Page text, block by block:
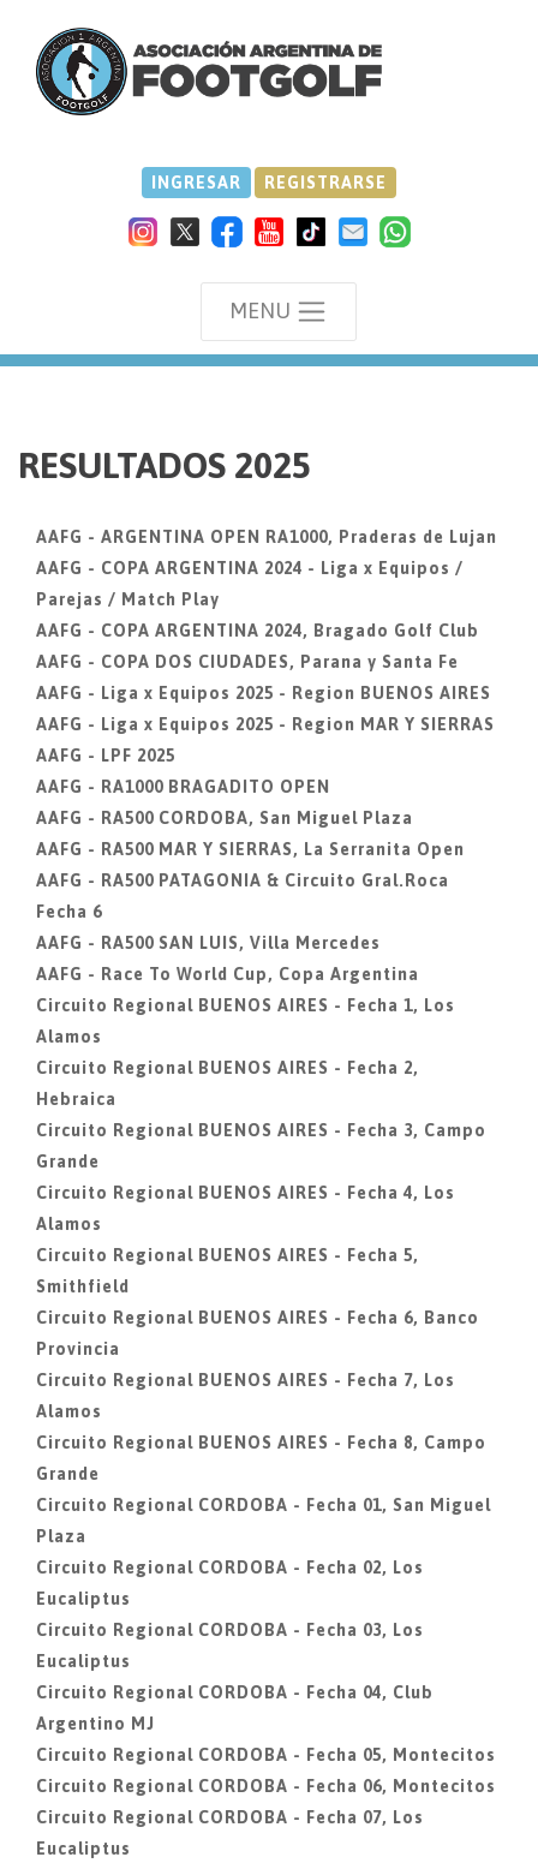
INGRESAR REGISTRARSE
MENU
RESULTADOS 2025
AAFG - ARGENTINA OPEN RA1000, Praderas de Lujan
AAFG - COPA ARGENTINA 2024 - Liga x Equipos /
Parejas / Match Play
AAFG - COPA ARGENTINA 2024, Bragado Golf Club
AAFG - COPA DOS CIUDADES, Parana y Santa Fe
AAFG - Liga x Equipos 2025 - Region BUENOS AIRES
AAFG - Liga x Equipos 2025 - Region MAR Y SIERRAS
AAFG - LPF 2025
AAFG - RA1000 BRAGADITO OPEN
AAFG - RA500 CORDOBA, San Miguel Plaza
AAFG - RA500 MAR Y SIERRAS, La Serranita Open
AAFG - RA500 PATAGONIA & Circuito Gral.Roca
Fecha 6
AAFG - RA500 SAN LUIS, Villa Mercedes
AAFG - Race To World Cup, Copa Argentina
Circuito Regional BUENOS AIRES - Fecha 1, Los
Alamos
Circuito Regional BUENOS AIRES - Fecha 2,
Hebraica
Circuito Regional BUENOS AIRES - Fecha 3, Campo
Grande
Circuito Regional BUENOS AIRES - Fecha 4, Los
Alamos
Circuito Regional BUENOS AIRES - Fecha 5,
Smithfield
Circuito Regional BUENOS AIRES - Fecha 6, Banco
Provincia
Circuito Regional BUENOS AIRES - Fecha 7, Los
Alamos
Circuito Regional BUENOS AIRES - Fecha 8, Campo
Grande
Circuito Regional CORDOBA - Fecha 01, San Miguel
Plaza
Circuito Regional CORDOBA - Fecha 02, Los
Eucaliptus
Circuito Regional CORDOBA - Fecha 03, Los
Eucaliptus
Circuito Regional CORDOBA - Fecha 04, Club
Argentino MJ
Circuito Regional CORDOBA - Fecha 05, Montecitos
Circuito Regional CORDOBA - Fecha 06, Montecitos
Circuito Regional CORDOBA - Fecha 07, Los
Eucaliptus